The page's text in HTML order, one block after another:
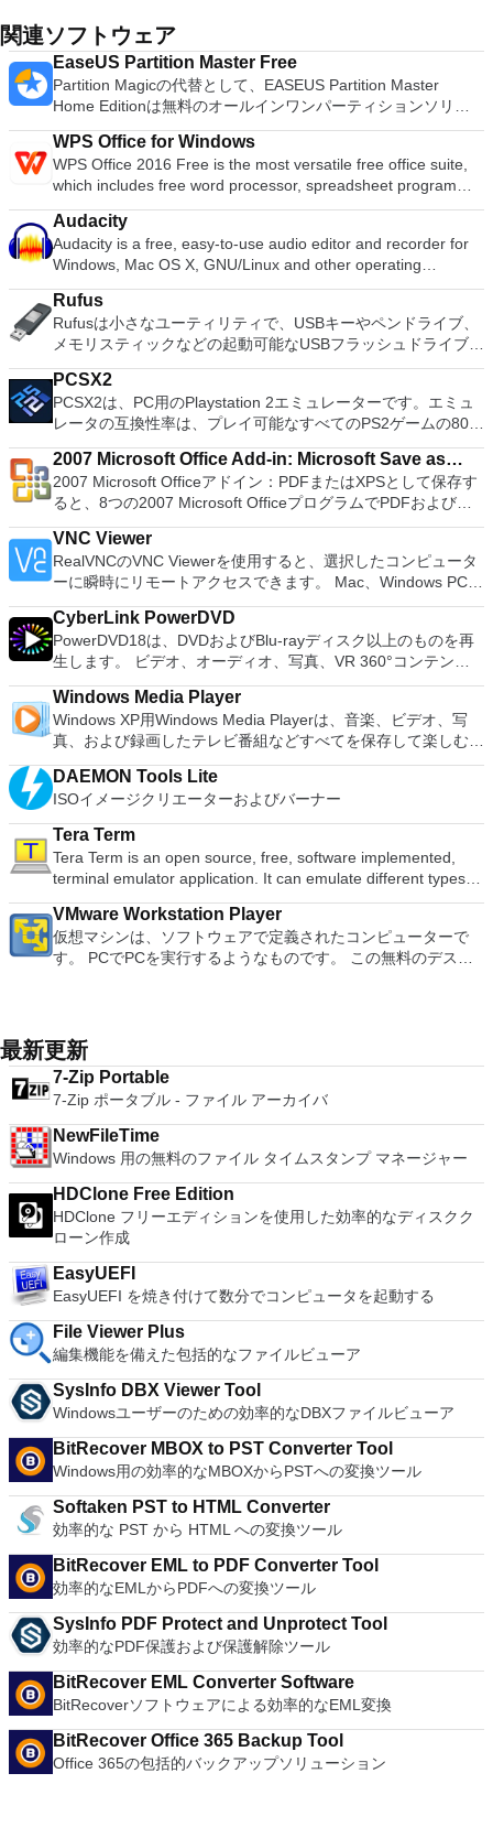
関連ソフトウェア
EaseUS Partition Master Free
Partition Magicの代替として、EASEUS Partition Master
Home Editionは無料のオールインワンパーティションソリュ
ーションおよびディスク管理ユーティリティです。パーティシ
ョンの拡張（特にシステムドライブ用）、ディスク領域の管
理、MBRおよびGUIDパーティションテーブル（GPT）ディス
クのディスク領域不足の問題の解決を可能にします。 パーテ
ィションのサイズ変更/移動システムドライブを拡張するディ
スクとパーティションをコピーパーティションをマージ分割パ
ーティション空き領域を再分配するダイナミックディスクの変
換パーティションを回復する
WPS Office for Windows
WPS Office 2016 Free is the most versatile free office suite,
which includes free word processor, spreadsheet program
and presentation maker. With these three programs you will
easily be able to deal with any office related tasks. WPS
Office 2016 Free has multiple language support for English,
French, German, Spanish, Portuguese,Russian and Polish
languages. To switch between languages requires only a
single click! Despite being a free suite, WPS Office comes
with many innovative features, such as the paragraph
adjustment tool and multiple tabbed feature. It also has a PDF
converter, spell check and word count feature. WPS Office
2016 Personal Edition supports switching language UI,File
Roaming and Docer online templates. Key features include:
Writer Efficient word processor. Presentation Multimedia
presentations creator. Spreadsheets Powerful tool for data
processing and analysis. 100% compatible with MS Office
document file types (.docx, .pptx, .xlsx, etc.). Thousands of
support (iOS and Android). WPS Cloud Storage included.
Although it is a free suite, WPS Office 2016 Free comes with
many innovative features, including a useful a paragraph
adjustment tool int he Writer program. It has an Office to PDF
converter, automatic spell checking and word count features.
It also has some neat tools such as the Watermark in
document, and converting PowerPoint to Word document
support. Overall, WPS Office 2016 Free is a good alternative
to Microsoft's offering. The Writer program is a versatile word
processor; the Presentation program is an easy to use and
effective slide show maker that helps you to create impressive
multimedia presentations; and the Spreadsheets program is
both a flexible and a powerful spreadsheet application.
Audacity
Audacity is a free, easy-to-use audio editor and recorder for
Windows, Mac OS X, GNU/Linux and other operating
systems. You can use Audacity to: Record live audio. Convert
tapes and records into digital recordings or CDs. Edit Ogg
Vorbis, MP3, WAV or AIFF sound files. Cut, copy, splice or mix
sounds together. Change the speed or pitch of a recording.
Add new effects with LADSPA plug-ins. And more!
Rufus
Rufusは小さなユーティリティで、USBキーやペンドライブ、
メモリスティックなどの起動可能なUSBフラッシュドライブを
フォーマットおよび作成できます。 Rufusは、次のシナリオで
役立ちます。 Windows、Linux、およびUEFI用の起動可能な
ISOからUSBインストールメディアを作成する必要がある場
合。 OSがインストールされていないシステムで作業する必要
がある場合。 BIOSまたはその他のファームウェアをDOSから
フラッシュする必要がある場合。 低レベルのユーティリティ
を実行する必要がある場合。 Rufusは次の* ISOで動作しま
す：Arch Linux、Archbang、BartPE / pebuilder、CentOS、
Damn Small Linux、Fedora、FreeDOS、Gentoo、
gNewSense、Hiren&#39;s Boot CD、LiveXP、Knoppix、
Kubuntu、Linux Mint、NT Password Registry Editor、
OpenSUSE、Parted Magic、Slackware、Tails、Trinity
Rescue Kit、Ubuntu、Ultimate Boot CD、Windows XP（SP2
以降）、Windows Server 2003 R2、Windows Vista、
Windows 7、Windows 8。 *このリストは完全ではありませ
ア語、マレーシア語、セシュティナ、ダンスク、ドイツ語、英
語、スペイン語、フランス語、フルバツキー、イタリア語、ラ
トヴィエシュ、リエトゥビウ、マジャール、オランダ、ノルス
ク、ポルスキ、ポルトガル、ポルトガル、スロヴェンスキー、
スロベンツキー、スロヴェンスキーSrpski、Suomi、
Svenska、Türkçe。
PCSX2
PCSX2は、PC用のPlaystation 2エミュレーターです。エミュ
レータの互換性率は、プレイ可能なすべてのPS2ゲームの80％
以上を誇っています。かなり強力なコンピューターを所有して
いる場合、PCSX2は優れたエミュレーターです。また、この
アプリケーションはローエンドコンピューターのサポートも提
供するため、Playstation 2コンソールのすべての所有者は、
PCで動作するゲームを見ることができます。 PCSX2エミュレ
ーターを使用すると、PS2コントローラーを使用して、本物の
プレイステーション体験をシミュレートできます。このアプリ
ケーションでは、ディスクからゲームを直接実行することも、
ハードドライブからISOイメージとして実行することもできま
す。 主な機能は次のとおりです。 Savestates：ボタンを1つ
押すだけで、ゲームの現在の「状態」を保存できます。 無制
限のメモリーカード：好きなだけメモリーカードを保存でき、
8MBから64MBまでの単一の物理カードに制限されなくなりま
した。 高解像度グラフィックス：PCSX2を使用すると、
1080pまたは4K HDでゲームをプレイできます。 全体とし
ゲームを高い精度でエミュレートでき、Windowsとエミュレ
ーターを切り替えることができます。欠点は、高速ゲームに苦
労し、時々フリーズまたはクラッシュすることです。* PCSX2
を使用するには、コンソールから抽出できるPlaystation 2
BIOSが必要です。
2007 Microsoft Office Add-in: Microsoft Save as
PDF or XPS
2007 Microsoft Officeアドイン：PDFまたはXPSとして保存す
ると、8つの2007 Microsoft OfficeプログラムでPDFおよび
XPS形式にエクスポートして保存できます。このツールを使用
すると、これらのプログラムのサブセットでPDF形式および
XPS形式の電子メール添付ファイルとして送信することもでき
ます（特定の機能はプログラムによって異なります）。 この
ダウンロードは、次のOfficeプログラムで動作します。
Microsoft Office Access 2007。 Microsoft Office Excel 2007。
Microsoft Office InfoPath 2007。 Microsoft Office OneNote
2007。 Microsoft Office PowerPoint 2007。 Microsoft Office
Publisher 2007。 Microsoft Office Visio 2007。 Microsoft
Office Word 2007。 2007 Microsoft Officeプログラムのこの
Microsoft Save as PDFまたはXPSアドインは、2007 Microsoft
Office systemソフトウェアの補足条項であり、2007 Microsoft
Office systemソフトウェアのライセンス条項の対象となりま
す。 システム要件：サポートされているオペレーティングシ
XP Service Pack 2。
VNC Viewer
RealVNCのVNC Viewerを使用すると、選択したコンピュータ
ーに瞬時にリモートアクセスできます。 Mac、Windows PC、
またはLinuxマシン、世界中のどこからでも。 VNC Viewerを
使用すると、コンピューターのデスクトップを表示したり、コ
ンピューターの前に直接座っているかのようにマウスとキーボ
ードを制御したりできます。 VNC Viewerは、インストールと
使用が簡単です。制御したいデバイスでインストーラーを実行
し、指示に従ってください。オプションで、Windowsでのリ
モート展開に使用可能なMSIがあります。デスクトッププラッ
トフォームにVNC Viewerをインストールする権限がない場合
は、スタンドアロンオプションを選択する必要があります。
主な機能は次のとおりです。 クラウドサービスを介してVNC
Connectを実行しているコンピューターに接続します。 Apple
Screen Sharing（ARD）などのサードパーティ製のVNC互換
ソフトウェアを実行しているコンピューターに直接接続しま
す。 各デバイスでVNC Viewerにサインインして、すべてのデ
ボードの上のスクロールバーには、Command / Windowsなど
の高度なキーが含まれています。 Bluetoothキーボードのサポ
ート。 VNC Connectサブスクリプションには、無料、有料、
に、RealVNCアカウントの資格情報を使用して、ローカルマ
シンでVNC Viewerにサインインします。そこから、コンピュ
ーターを確認して接続できます。 VNC Connectを使用する
と、セッションはエンドツーエンドで暗号化されます。アプリ
はすぐに各コンピューターをパスワードで保護します。コンピ
ューターへのログインに使用するのと同じユーザー名とパスワ
ードを入力するだけです。 WIN 7,8,8.1,10をサポートしま
す。 VNC ViewerのMacバージョンをお探しですか？ここから
ダウンロード
CyberLink PowerDVD
PowerDVD18は、DVDおよびBlu-rayディスク以上のものを再
生します。 ビデオ、オーディオ、写真、VR 360°コンテン
ツ、さらにはYouTubeやVimeoにとっても、PowerDVD18は重
要なエンターテイメントの仲間です。 Ultra HD HDR TVとサ
ラウンドサウンドシステムの可能性を解き放ち、360°ビデオ
の増え続けるコレクションへのアクセスで仮想世界に没頭する
か、PCまたはラップトップでの比類のない再生サポートと独
自の強化により、どこにいても簡単にリラックスできます。
新機能は次のとおりです。 4K DHR向けに最適化 Ultra HD
Blu-ray、4K、HEVC / H.265およびHDR10コンテンツをサポー
ト全画面モードで21：9モニターで2.35：1の映画を見る常時
オンのミニビューでYouTubeライブを見る YouTubeおよび
Vimeoで4K HDRおよび360ビデオを再生 VRエクスペリエンス
の向上：Microsoft Mixed Realityヘッドセット、HTC、VIVE、
およびOculus Riftをサポート Fire TVとキャストのサポート
注：これは商用トライアルです。
Windows Media Player
Windows XP用Windows Media Playerは、音楽、ビデオ、写
真、および録画したテレビ番組などすべてを保存して楽しむ最
適な機能を搭載しています。 再生、表示、外出先で楽しむた
めのポータブル デバイスとの同期、さらには家中のデバイス
との共有も、すべて1か所で行えます。 シンプルなデザイン -
まったく新しい外観でデジタル エンターテイメントを楽しめ
ます。 大好きな音楽をより多く - デジタル音楽体験がさらに
楽しくなります。 エンターテイメントをすべて1つの場所に -
音楽、ビデオ、写真、録画したテレビ番組をすべて保存して楽
しめます。 どこでも楽しめる - どこにいても音楽、ビデオ、
写真にアクセスできます。
DAEMON Tools Lite
ISOイメージクリエーターおよびバーナー
Tera Term
Tera Term is an open source, free, software implemented,
terminal emulator application. It can emulate different types of
computer terminals, from DEC VT100 to DEC VT382, and it
supports telnet, SSH 1 & 2 and serial port connections. It also
has a built-in macro scripting language and some other useful
plugins. Key features include: Automatically creates logs with
remote Telnet or SSH hosts. It sports a clean and crisp layout
that is easy to work with. The application does not take a long
time to wrap your head around and is also very light on
system resources. So, if you need a free terminal emulator,
which is easy to master and supports remote Telnet or SSH
host connections then Tera Term is a good choice.
VMware Workstation Player
仮想マシンは、ソフトウェアで定義されたコンピューターで
す。 PCでPCを実行するようなものです。 この無料のデスク
主な機能は次のとおりです。 1台のPCで複数のオペレーティ
ングシステムを同時に実行します。 インストールや構成の問
題なしに、事前構成された製品の利点を体験してください。
ホストコンピューターと仮想マシン間でデータを共有します。
32ビットと64ビットの両方の仮想マシンを実行します。 2-
way Virtual SMPを活用します。 サードパーティの仮想マシン
とイメージを使用します。 ホストコンピューターと仮想マシ
ン間でデータを共有します。 幅広いホストおよびゲストオペ
レーティングシステムのサポート。 USB 2.0デバイスのサポー
ト。 起動時にアプライアンス情報を取得します。 直感的なホ
ームページインターフェイスを介して仮想マシンに簡単にアク
セスできます。 VMware Playerは、Microsoft Virtual Server仮
想マシンまたはMicrosoft Virtual PC仮想マシンもサポートして
最新更新
7-Zip Portable
7-Zip ポータブル - ファイル アーカイバ
NewFileTime
Windows 用の無料のファイル タイムスタンプ マネージャー
HDClone Free Edition
HDClone フリーエディションを使用した効率的なディスクク
ローン作成
EasyUEFI
EasyUEFI を焼き付けて数分でコンピュータを起動する
File Viewer Plus
編集機能を備えた包括的なファイルビューア
SysInfo DBX Viewer Tool
Windowsユーザーのための効率的なDBXファイルビューア
BitRecover MBOX to PST Converter Tool
Windows用の効率的なMBOXからPSTへの変換ツール
Softaken PST to HTML Converter
効率的な PST から HTML への変換ツール
BitRecover EML to PDF Converter Tool
効率的なEMLからPDFへの変換ツール
SysInfo PDF Protect and Unprotect Tool
効率的なPDF保護および保護解除ツール
BitRecover EML Converter Software
BitRecoverソフトウェアによる効率的なEML変換
BitRecover Office 365 Backup Tool
Office 365の包括的バックアップソリューション